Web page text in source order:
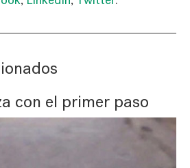
con el primer paso